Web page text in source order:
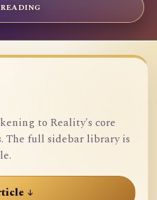
to Reality's core
The full sidebar library is
↓